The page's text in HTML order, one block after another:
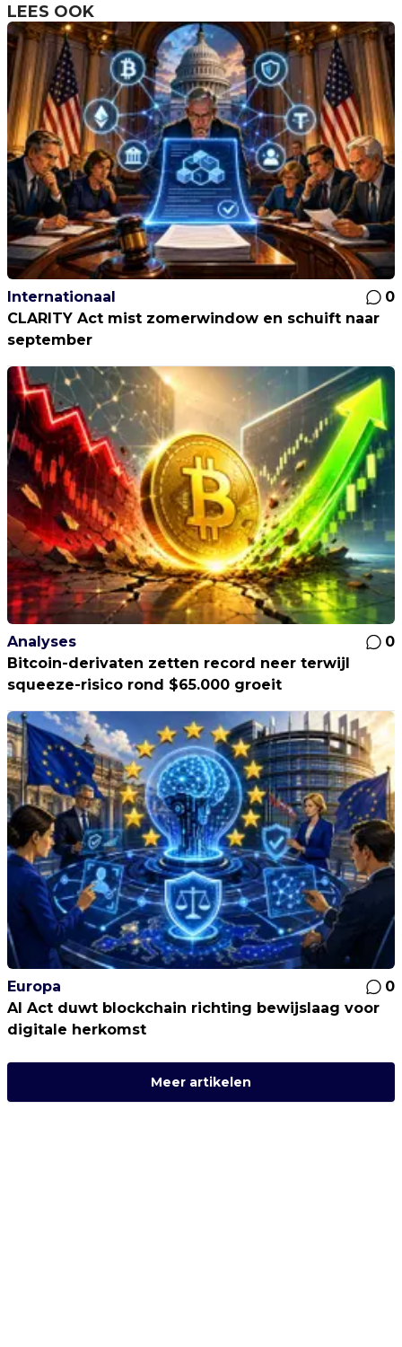
LEES OOK
Internationaal
0
CLARITY Act mist zomerwindow en schuift naar
september
Analyses
0
Bitcoin-derivaten zetten record neer terwijl
squeeze-risico rond $65.000 groeit
Europa
0
AI Act duwt blockchain richting bewijslaag voor
digitale herkomst
Meer artikelen